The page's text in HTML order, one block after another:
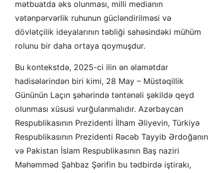
mətbuatda əks olunması, milli medianın
vətənpərvərlik ruhunun gücləndirilməsi və
dövlətçilik ideyalarının təbliği sahəsindəki mühüm
rolunu bir daha ortaya qoymuşdur.
Bu kontekstdə, 2025-ci ilin ən əlamətdar
hadisələrindən biri kimi, 28 May – Müstəqillik
Gününün Laçın şəhərində təntənəli şəkildə qeyd
olunması xüsusi vurğulanmalıdır. Azərbaycan
Respublikasının Prezidenti İlham Əliyevin, Türkiyə
Respublikasının Prezidenti Rəcəb Tayyib Ərdoğanın
və Pakistan İslam Respublikasının Baş naziri
Məhəmməd Şahbaz Şərifin bu tədbirdə iştirakı,